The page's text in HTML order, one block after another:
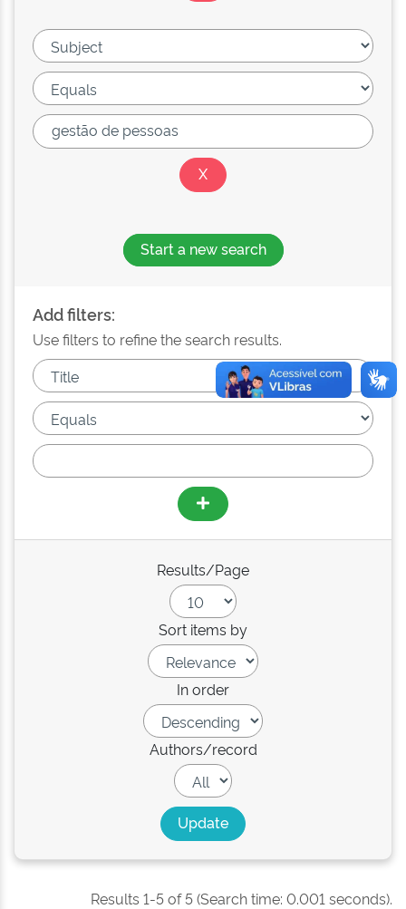
Start a new search
Add filters:
Use filters to refine the search results.
Results/Page
Sort items by
In order
Authors/record
Results 1-5 of 5 (Search time: 0.001 seconds).